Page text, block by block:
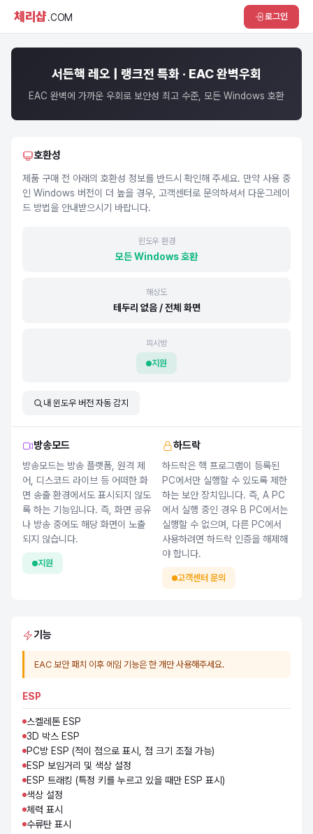
체리샵.COM 로그인
서든핵 레오 | 랭크전 특화 · EAC 완벽우회
EAC 완벽에 가까운 우회로 보안성 최고 수준, 모든 Windows 호환
호환성
제품 구매 전 아래의 호환성 정보를 반드시 확인해 주세요. 만약 사용 중
인 Windows 버전이 더 높을 경우, 고객센터로 문의하셔서 다운그레이
드 방법을 안내받으시기 바랍니다.
윈도우 환경
모든 Windows 호환
해상도
테두리 없음 / 전체 화면
피시방
지원
내 윈도우 버전 자동 감지
방송모드
방송모드는 방송 플랫폼, 원격 제
어, 디스코드 라이브 등 어떠한 화
면 송출 환경에서도 표시되지 않도
록 하는 기능입니다. 즉, 화면 공유
나 방송 중에도 해당 화면이 노출
되지 않습니다.
지원
하드락
하드락은 핵 프로그램이 등록된
PC에서만 실행할 수 있도록 제한
하는 보안 장치입니다. 즉, A PC
에서 실행 중인 경우 B PC에서는
실행할 수 없으며, 다른 PC에서
사용하려면 하드락 인증을 해제해
야 합니다.
고객센터 문의
기능
EAC 보안 패치 이후 에임 기능은 한 개만 사용해주세요.
ESP
스켈레톤 ESP
3D 박스 ESP
PC방 ESP (적이 점으로 표시, 점 크기 조절 가능)
ESP 보임거리 및 색상 설정
ESP 트래킹 (특정 키를 누르고 있을 때만 ESP 표시)
색상 설정
체력 표시
수류탄 표시